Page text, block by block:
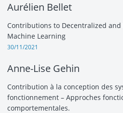
Aurélien Bellet
Contributions to Decentralized and
Machine Learning
30/11/2021
Anne-Lise Gehin
Contribution à la conception des
fonctionnement – Approches
comportementales.